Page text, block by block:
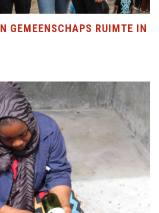
GEMEENSCHAPS RUIMTE IN